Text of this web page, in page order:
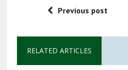
Previous post
RELATED ARTICLES